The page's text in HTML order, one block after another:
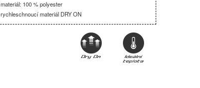
materiál: 100 % polyester
rychleschnoucí materiál DRY ON